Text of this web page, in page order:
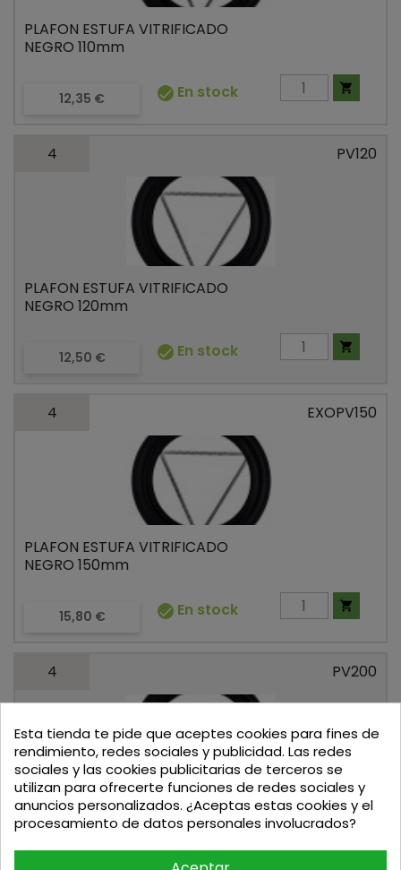
PLAFON ESTUFA VITRIFICADO
NEGRO 110mm
Precio
12,35 €  En stock 
4 PV120
PLAFON ESTUFA VITRIFICADO
NEGRO 120mm
Precio
12,50 €  En stock 
4 EXOPV150
PLAFON ESTUFA VITRIFICADO
NEGRO 150mm
Precio
15,80 €  En stock 
4 PV200
PLAFON ESTUFA VITRIFICADO
NEGRO 200mm
Esta tienda te pide que aceptes cookies para fines de
rendimiento, redes sociales y publicidad. Las redes
sociales y las cookies publicitarias de terceros se
utilizan para ofrecerte funciones de redes sociales y
anuncios personalizados. ¿Aceptas estas cookies y el
procesamiento de datos personales involucrados?